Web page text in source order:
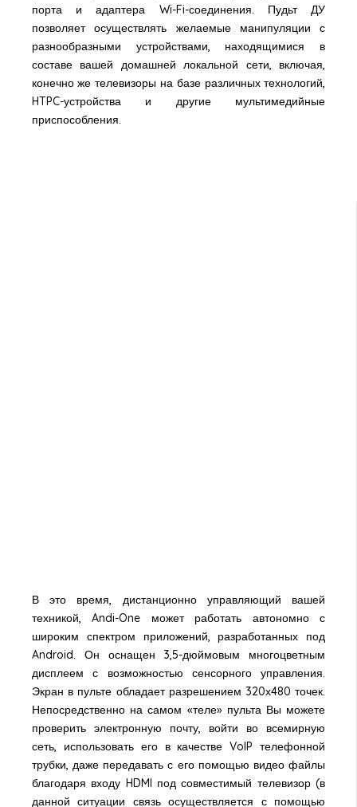
порта и адаптера Wi-Fi-соединения. Пудьт ДУ
позволяет осуществлять желаемые манипуляции с
разнообразными устройствами, находящимися в
составе вашей домашней локальной сети, включая,
конечно же телевизоры на базе различных технологий,
HTPC-устройства и другие мультимедийные
приспособления.
В это время, дистанционно управляющий вашей
техникой, Andi-One может работать автономно с
широким спектром приложений, разработанных под
Android. Он оснащен 3,5-дюймовым многоцветным
дисплеем с возможностью сенсорного управления.
Экран в пульте обладает разрешением 320х480 точек.
Непосредственно на самом «теле» пульта Вы можете
проверить электронную почту, войти во всемирную
сеть, использовать его в качестве VoIP телефонной
трубки, даже передавать с его помощью видео файлы
благодаря входу HDMI под совместимый телевизор (в
данной ситуации связь осуществляется с помощью